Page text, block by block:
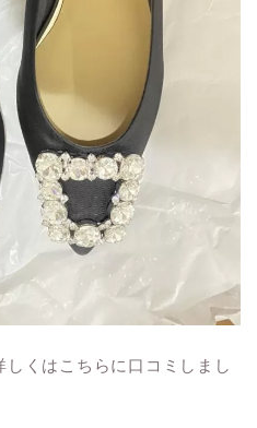
くはこちらに口コミしまし